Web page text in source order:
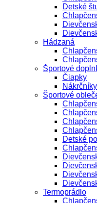
Detské
Hádzaná
Športové
Čiapky
Nákrčníky
Športové
Detské
Termoprádlo